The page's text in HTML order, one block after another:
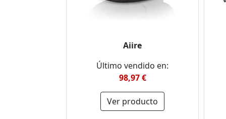
Aiire
Último vendido en:
98,97 €
Ver producto